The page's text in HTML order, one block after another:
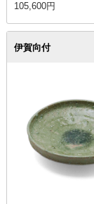
105,600円
伊賀向付